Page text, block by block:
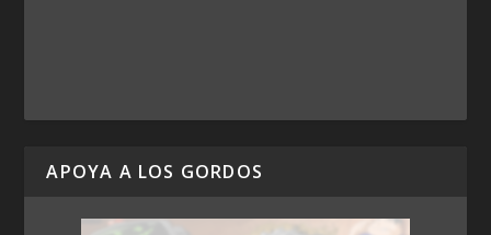
APOYA A LOS GORDOS